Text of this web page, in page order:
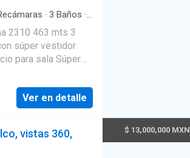
· 3 Baños ·
·Calefacción·
· Cocina
·Electricidad ·
mts 3
súper vestidor
Ver en detalle
vistas 360,
$ 13,000,000 MXN